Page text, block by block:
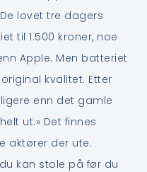
lovet tre dagers
til 1.500 kroner, noe
Apple. Men batteriet
kvalitet. Etter
enn det gamle
ut.» Det finnes
aktører der ute.
kan stole på før du